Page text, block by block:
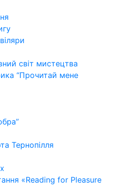
світ мистецтва
“Прочитай мене
Тернопілля
«Reading for Pleasure